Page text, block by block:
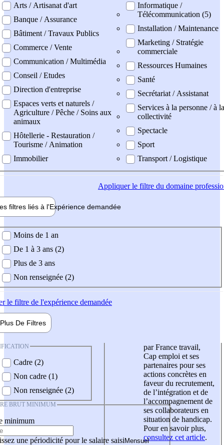
Arts / Artisanat d'art
Banque / Assurance
Bâtiment / Travaux Publics
Commerce / Vente
Communication / Multimédia
Conseil / Etudes
Direction d'entreprise
Espaces verts et naturels /
Agriculture / Pêche / Soins aux
animaux
Hôtellerie - Restauration /
Tourisme / Animation
Immobilier
Informatique /
Télécommunication (5)
Installation / Maintenance
Marketing / Stratégie
commerciale
Ressources Humaines
Santé
Secrétariat / Assistanat
Services à la personne / à la
collectivité
Spectacle
Sport
Transport / Logistique
Appliquerle filtre du domaine
filtres liés à l'Expérience demandée
demandée
Moins de 1 an
De 1 à 3 ans (2)
Plus de 3 ans
Non renseignée (2)
le filtre de l'expérience demandée
Plus De Filtres
Cadre (2)
Non cadre (1)
Non renseignée (2)
BRUT MINIMUM
minimum
une périodicité pour le salaire saisi
par France travail,
Cap emploi et ses
partenaires pour ses
actions concrètes en
faveur du recrutement,
de l’intégration et de
l’accompagnement de
ses collaborateurs en
situation de handicap.
Pour en savoir plus,
consultez cet article.